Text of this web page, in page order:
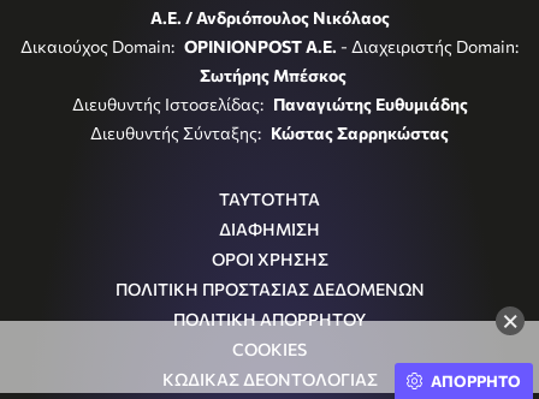
×
Α.Ε. / Ανδριόπουλος Νικόλαος
Δικαιούχος Domain: OPINIONPOST A.E. - Διαχειριστής Domain:
Σωτήρης Μπέσκος
Διευθυντής Ιστοσελίδας: Παναγιώτης Ευθυμιάδης
Διευθυντής Σύνταξης: Κώστας Σαρρηκώστας
ΤΑΥΤΟΤΗΤΑ
ΔΙΑΦΗΜΙΣΗ
ΟΡΟΙ ΧΡΗΣΗΣ
ΠΟΛΙΤΙΚΗ ΠΡΟΣΤΑΣΙΑΣ ΔΕΔΟΜΕΝΩΝ
ΠΟΛΙΤΙΚΗ ΑΠΟΡΡΗΤΟΥ
COOKIES
ΚΩΔΙΚΑΣ ΔΕΟΝΤΟΛΟΓΙΑΣ
ΑΠΟΡΡΗΤΟ